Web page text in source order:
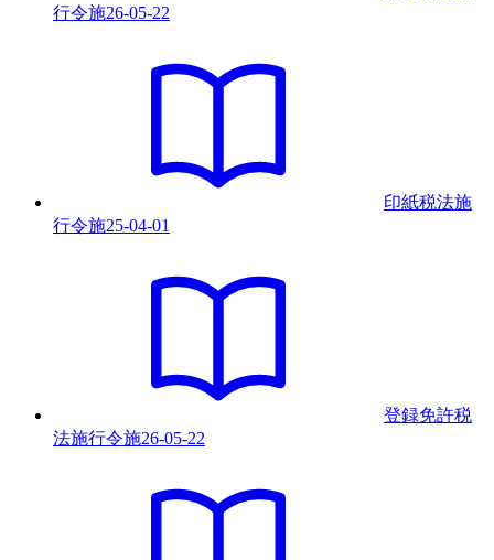
行令施26-05-22
印紙税法施
行令施25-04-01
登録免許税
法施行令施26-05-22